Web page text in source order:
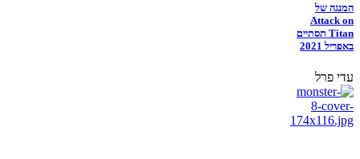
המנגה של
Attack on
Titan תסתיים
באפריל 2021
עדי פרל